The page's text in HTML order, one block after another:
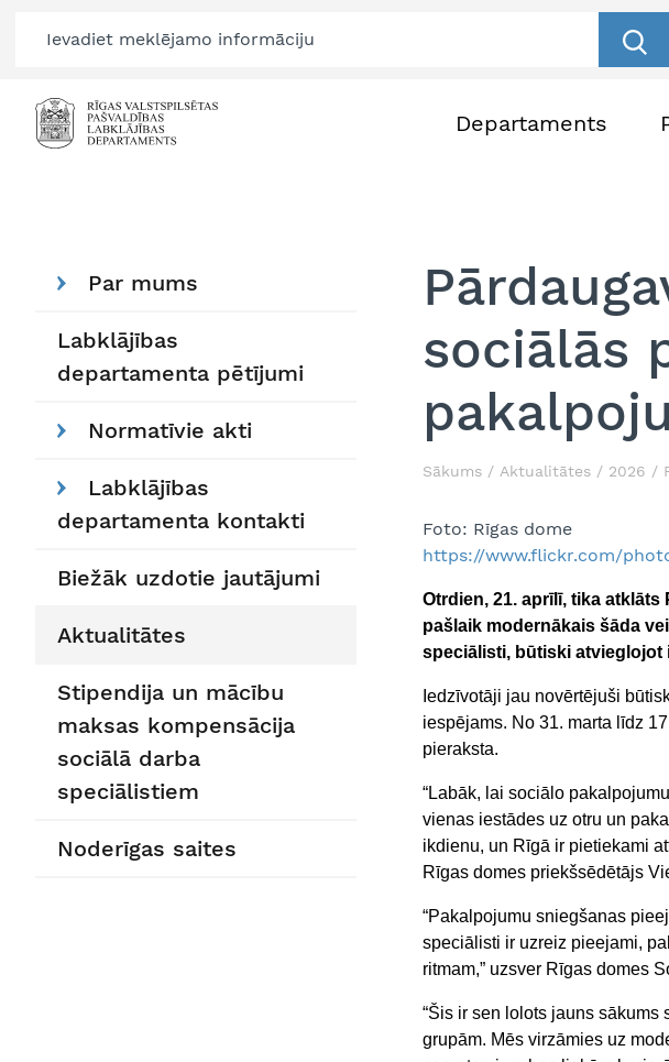
Departaments
Par mums
Labklājības
departamenta pētījumi
Normatīvie akti
Labklājības
departamenta kontakti
Biežāk uzdotie jautājumi
Aktualitātes
Stipendija un mācību
maksas kompensācija
sociālā darba
speciālistiem
Noderīgas saites
sociālās
Sākums Aktualitātes 2026
Foto: Rīgas dome
https://www.flickr.com/
Otrdien, 21. aprīlī, tika
pašlaik modernākais šāda
speciālisti, būtiski atvieglojot
Iedzīvotāji jau novērtējuši
iespējams. No 31. marta līdz
pieraksta.
“Labāk, lai sociālo
vienas iestādes uz otru un
ikdienu, un Rīgā ir pietiekami
Rīgas domes priekšsēdētājs
“Pakalpojumu sniegšanas
speciālisti ir uzreiz pieejami,
ritmam,” uzsver Rīgas domes
“Šis ir sen lolots jauns
grupām. Mēs virzāmies uz